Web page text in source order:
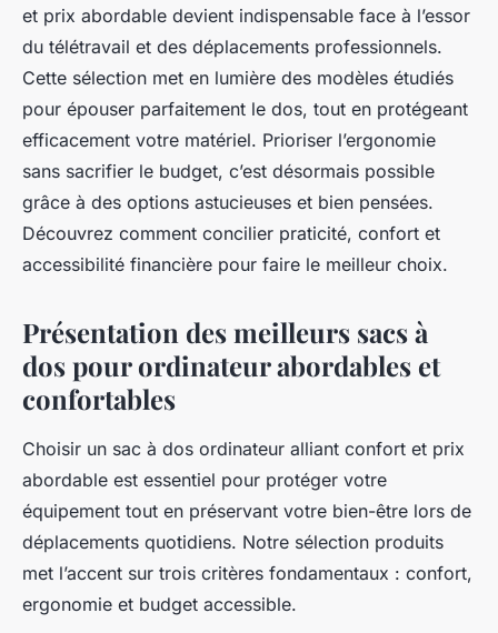
et prix abordable devient indispensable face à l’essor
du télétravail et des déplacements professionnels.
Cette sélection met en lumière des modèles étudiés
pour épouser parfaitement le dos, tout en protégeant
efficacement votre matériel. Prioriser l’ergonomie
sans sacrifier le budget, c’est désormais possible
grâce à des options astucieuses et bien pensées.
Découvrez comment concilier praticité, confort et
accessibilité financière pour faire le meilleur choix.
Présentation des meilleurs sacs à
dos pour ordinateur abordables et
confortables
Choisir un sac à dos ordinateur alliant confort et prix
abordable est essentiel pour protéger votre
équipement tout en préservant votre bien-être lors de
déplacements quotidiens. Notre sélection produits
met l’accent sur trois critères fondamentaux : confort,
ergonomie et budget accessible.